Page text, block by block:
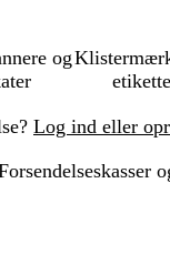
og
Log ind eller